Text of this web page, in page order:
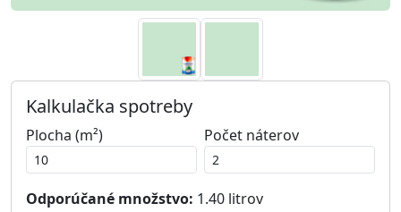
Kalkulačka spotreby
Plocha (m²) Počet náterov
Odporúčané množstvo: 1.40 litrov